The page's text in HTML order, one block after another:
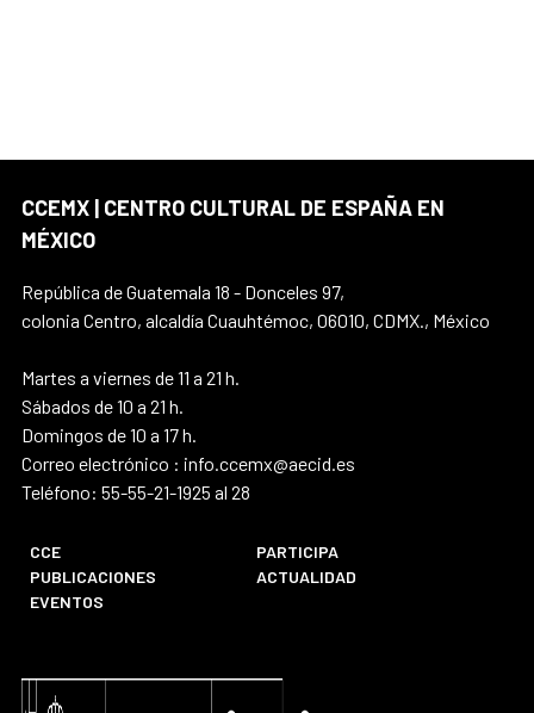
CCEMX | CENTRO CULTURAL DE ESPAÑA EN
MÉXICO
República de Guatemala 18 - Donceles 97,
colonia Centro, alcaldía Cuauhtémoc, 06010, CDMX., México
Martes a viernes de 11 a 21 h.
Sábados de 10 a 21 h.
Domingos de 10 a 17 h.
Correo electrónico : info.ccemx@aecid.es
Teléfono: 55-55-21-1925 al 28
CCE
PARTICIPA
PUBLICACIONES
ACTUALIDAD
EVENTOS